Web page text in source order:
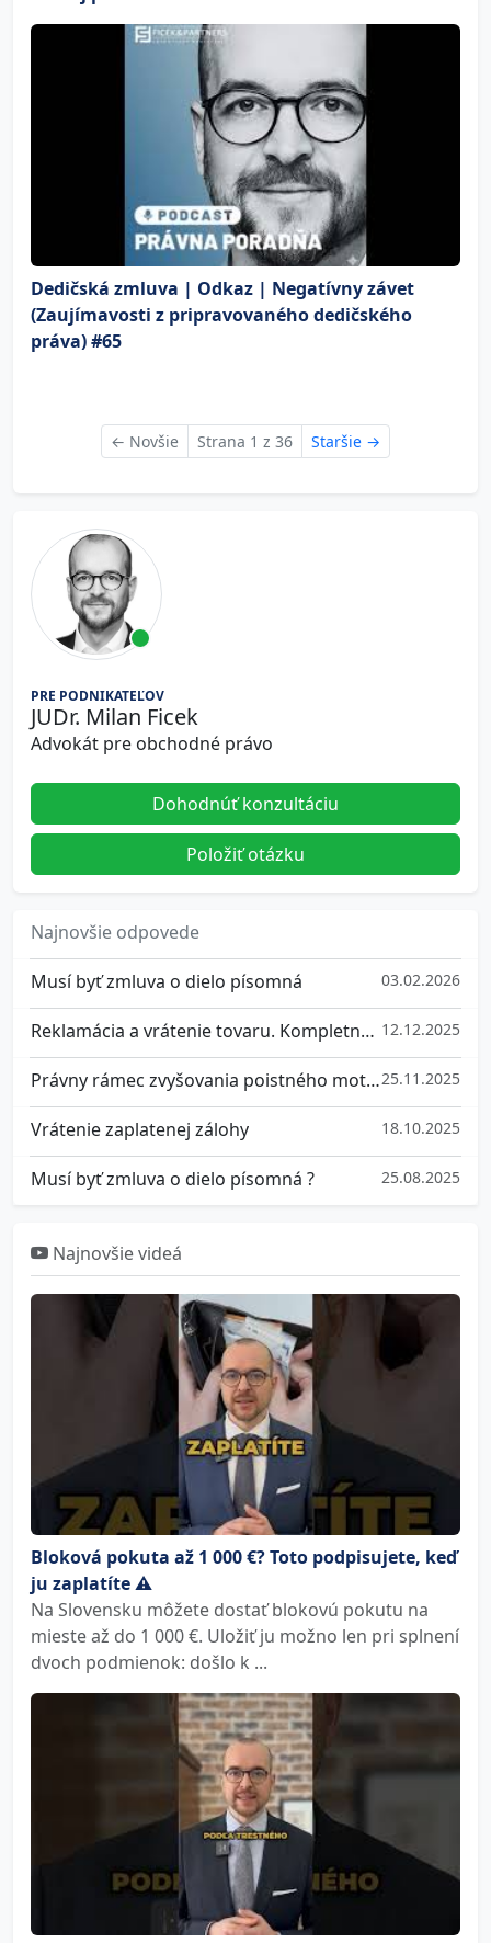
Dedičská zmluva | Odkaz | Negatívny závet
(Zaujímavosti z pripravovaného dedičského
práva) #65
← Novšie Strana 1 z 36 Staršie →
PRE PODNIKATEĽOV
JUDr. Milan Ficek
Advokát pre obchodné právo
Dohodnúť konzultáciu
Položiť otázku
Najnovšie odpovede
Musí byť zmluva o dielo písomná 03.02.2026
Reklamácia a vrátenie tovaru. Kompletný prehľad práv 12.12.2025
Právny rámec zvyšovania poistného motorových vozidiel na Slovensku25.11.2025
Vrátenie zaplatenej zálohy 18.10.2025
Musí byť zmluva o dielo písomná ? 25.08.2025
Najnovšie videá
Bloková pokuta až 1 000 €? Toto podpisujete, keď
ju zaplatíte ⚠️
Na Slovensku môžete dostať blokovú pokutu na
mieste až do 1 000 €. Uložiť ju možno len pri splnení
dvoch podmienok: došlo k ...